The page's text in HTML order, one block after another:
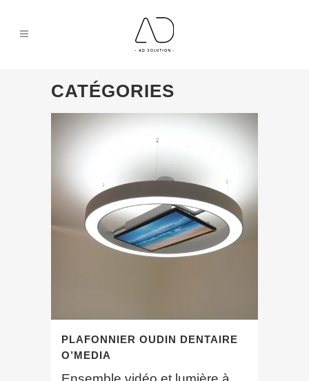
CATÉGORIES
PLAFONNIER OUDIN DENTAIRE
O’MEDIA